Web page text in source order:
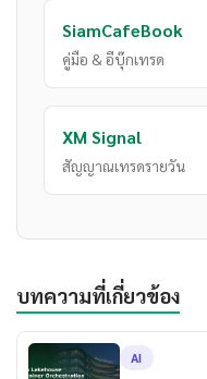
SiamCafeBook
คู่มือ & อีบุ๊กเทรด
XM Signal
สัญญาณเทรดรายวัน
บทความที่เกี่ยวข้อง
AI